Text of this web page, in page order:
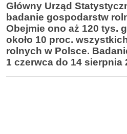
Główny Urząd
badanie gospodarstw
Obejmie ono aż 120 tys.
około 10 proc.
rolnych w Polsce.
1 czerwca do 14 sierpnia